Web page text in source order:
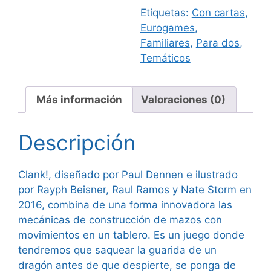
Etiquetas: Con cartas,
Eurogames,
Familiares, Para dos,
Temáticos
Más información Valoraciones (0)
Descripción
Clank!, diseñado por Paul Dennen e ilustrado
por Rayph Beisner, Raul Ramos y Nate Storm en
2016, combina de una forma innovadora las
mecánicas de construcción de mazos con
movimientos en un tablero. Es un juego donde
tendremos que saquear la guarida de un
dragón antes de que despierte, se ponga de